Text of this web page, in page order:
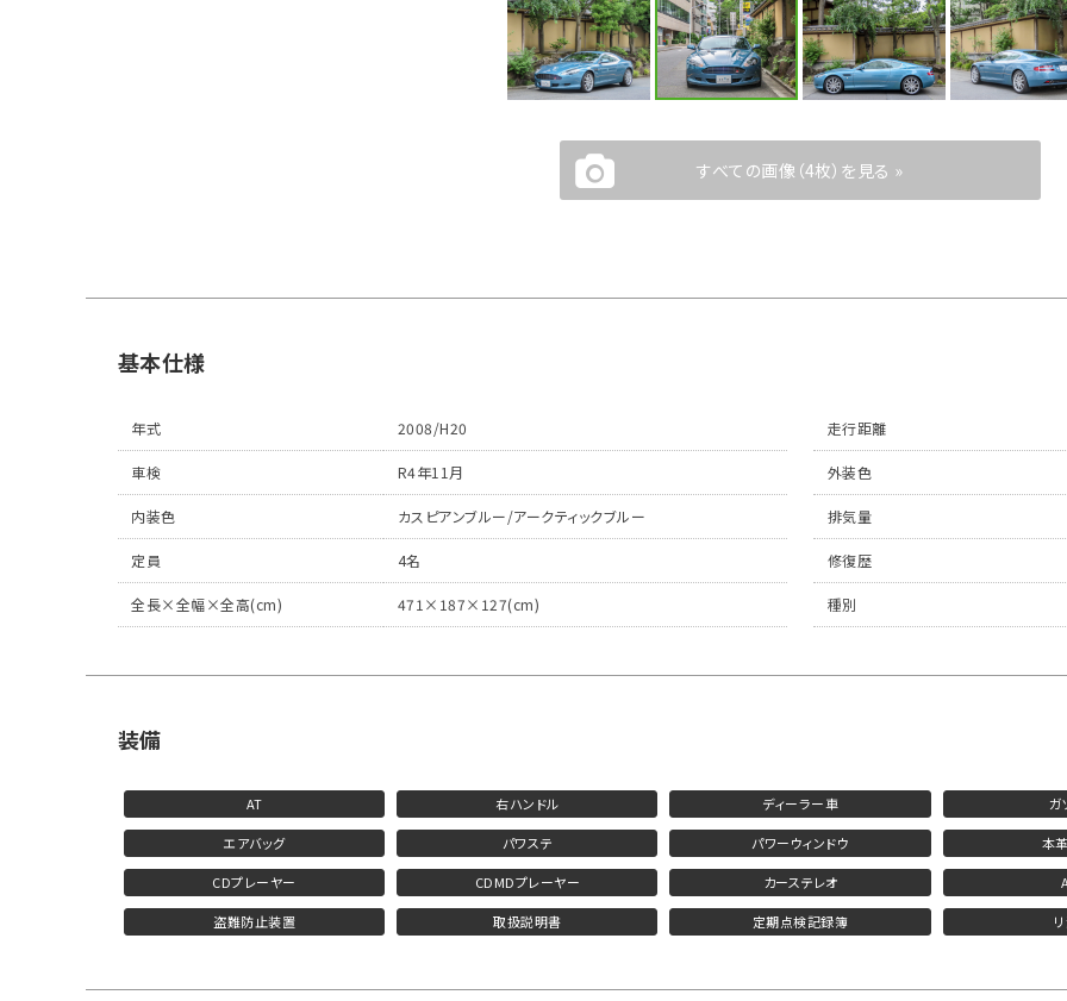
すべての画像（4枚）を見る »
基本仕様
年式 2008/H20 走行距離
車検 R4年11月 外装色
内装色 カスピアンブルー/アークティックブルー 排気量
定員 4名 修復歴
全長×全幅×全高(cm) 471×187×127(cm) 種別
装備
AT 右ハンドル ディーラー車 ガ
エアバッグ パワステ パワーウィンドウ 本
CDプレーヤー CDMDプレーヤー カーステレオ
盗難防止装置 取扱説明書 定期点検記録簿